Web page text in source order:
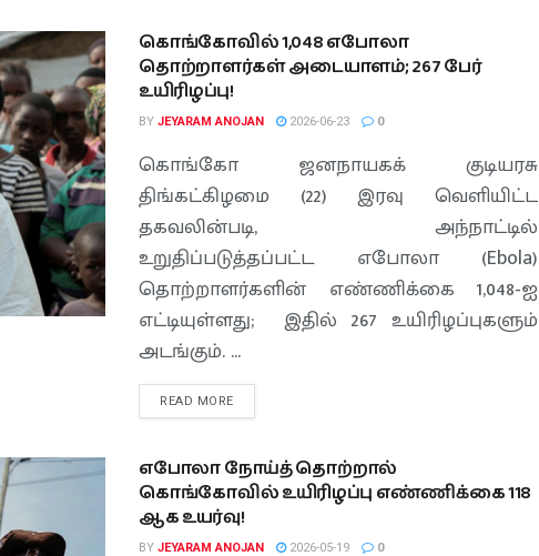
கொங்கோவில் 1,048 எபோலா
தொற்றாளர்கள் அடையாளம்; 267 பேர்
உயிரிழப்பு!
BY JEYARAM ANOJAN 2026-06-23 0
கொங்கோ ஜனநாயகக் குடியரசு
திங்கட்கிழமை (22) இரவு வெளியிட்ட
தகவலின்படி, அந்நாட்டில்
உறுதிப்படுத்தப்பட்ட எபோலா (Ebola)
தொற்றாளர்களின் எண்ணிக்கை 1,048-ஐ
எட்டியுள்ளது; இதில் 267 உயிரிழப்புகளும்
அடங்கும். ...
READ MORE
எபோலா நோய்த் தொற்றால்
கொங்கோவில் உயிரிழப்பு எண்ணிக்கை 118
ஆக உயர்வு!
BY JEYARAM ANOJAN 2026-05-19 0